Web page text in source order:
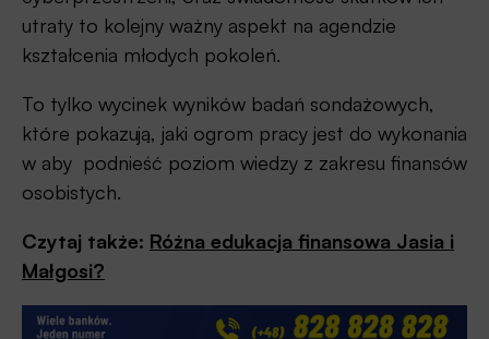
utraty to kolejny ważny aspekt na agendzie
kształcenia młodych pokoleń.
To tylko wycinek wyników badań sondażowych,
które pokazują, jaki ogrom pracy jest do wykonania
w aby podnieść poziom wiedzy z zakresu finansów
osobistych.
Czytaj także: Różna edukacja finansowa Jasia i
Małgosi?